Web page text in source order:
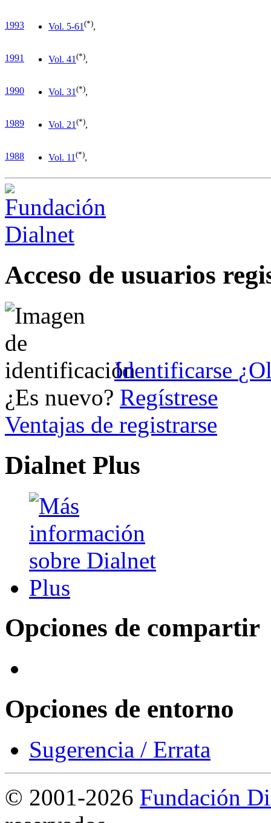
1993 Vol. 5-61 (*),
1991 Vol. 41 (*),
1990 Vol. 31 (*),
1989 Vol. 21 (*),
1988 Vol. 11 (*),
Acceso de usuarios
Identificarse
¿Es nuevo? Regístrese
Ventajas de registrarse
Dialnet Plus
Opciones de compartir
Opciones de entorno
Sugerencia / Errata
© 2001-2026 Fundación